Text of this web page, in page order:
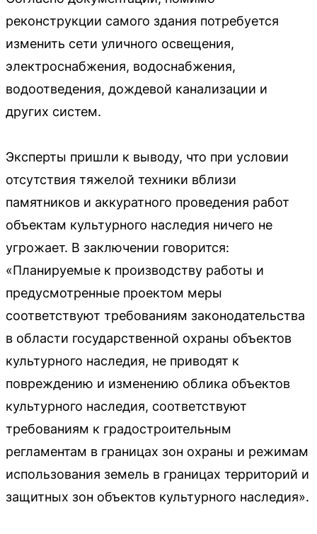
реконструкции самого здания потребуется
изменить сети уличного освещения,
электроснабжения, водоснабжения,
водоотведения, дождевой канализации и
других систем.
Эксперты пришли к выводу, что при условии
отсутствия тяжелой техники вблизи
памятников и аккуратного проведения работ
объектам культурного наследия ничего не
угрожает. В заключении говорится:
«Планируемые к производству работы и
предусмотренные проектом меры
соответствуют требованиям законодательства
в области государственной охраны объектов
культурного наследия, не приводят к
повреждению и изменению облика объектов
культурного наследия, соответствуют
требованиям к градостроительным
регламентам в границах зон охраны и режимам
использования земель в границах территорий и
защитных зон объектов культурного наследия».